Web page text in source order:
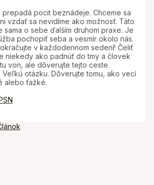
prepadá pocit beznádeje. Chceme sa
vzdať sa nevidíme ako možnosť. Táto
sama o sebe ďalším druhom praxe. Je
pochopiť seba a vesmír okolo nás.
v každodennom sedení! Čeliť
niekedy ako padnúť do tmy a človek
von, ale dôverujte tejto ceste.
Veľkú otázku. Dôverujte tomu, ako vecí
alebo ťažké.